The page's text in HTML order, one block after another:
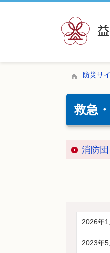
防災サ
救急
消防団
2026年
2023年